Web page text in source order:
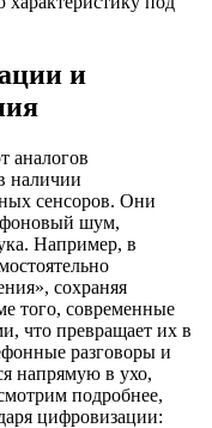
и
аналогов
наличии
сенсоров. Они
фоновый шум,
Например, в
сохраняя
того, современные
что превращает их в
разговоры и
напрямую в ухо,
подробнее,
цифровизации: